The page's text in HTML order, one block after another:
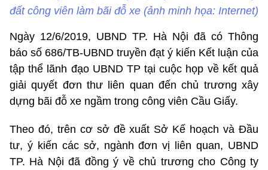
đất công viên làm bãi đỗ xe (ảnh minh họa: Internet)
Ngày 12/6/2019, UBND TP. Hà Nội đã có Thông
báo số 686/TB-UBND truyền đạt ý kiến Kết luận của
tập thể lãnh đạo UBND TP tại cuộc họp về kết quả
giải quyết đơn thư liên quan đến chủ trương xây
dựng bãi đỗ xe ngầm trong công viên Cầu Giấy.
Theo đó, trên cơ sở đề xuất Sở Kế hoạch và Đầu
tư, ý kiến các sở, ngành đơn vị liên quan, UBND
TP. Hà Nội đã đồng ý về chủ trương cho Công ty